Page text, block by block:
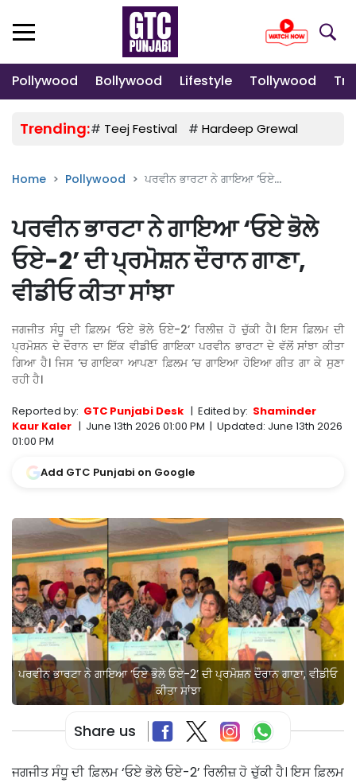
Pollywood Bollywood Lifestyle Tollywood
Trending:# Teej Festival # Hardeep Grewal
Home Pollywood ਪਰਵੀਨ ਭਾਰਟਾ ਨੇ ਗਾਇਆ ‘ਓਏ...
ਪਰਵੀਨ ਭਾਰਟਾ ਨੇ ਗਾਇਆ ‘ਓਏ ਭੋਲੇ
ਓਏ-2’ ਦੀ ਪ੍ਰਮੋਸ਼ਨ ਦੌਰਾਨ ਗਾਣਾ,
ਵੀਡੀਓ ਕੀਤਾ ਸਾਂਝਾ
ਜਗਜੀਤ ਸੰਧੂ ਦੀ ਫ਼ਿਲਮ ‘ਓਏ ਭੋਲੇ ਓਏ-2’ ਰਿਲੀਜ਼ ਹੋ ਚੁੱਕੀ ਹੈ। ਇਸ ਫ਼ਿਲਮ ਦੀ
ਪ੍ਰਮੋਸ਼ਨ ਦੇ ਦੌਰਾਨ ਦਾ ਇੱਕ ਵੀਡੀਓ ਗਾਇਕਾ ਪਰਵੀਨ ਭਾਰਟਾ ਦੇ ਵੱਲੋਂ ਸਾਂਝਾ ਕੀਤਾ
ਗਿਆ ਹੈ। ਜਿਸ ‘ਚ ਗਾਇਕਾ ਆਪਣਾ ਫ਼ਿਲਮ ‘ਚ ਗਾਇਆ ਹੋਇਆ ਗੀਤ ਗਾ ਕੇ ਸੁਣਾ
ਰਹੀ ਹੈ।
Reported by: GTC Punjabi Desk | Edited by: Shaminder
Kaur Kaler | June 13th 2026 01:00 PM | Updated: June 13th 2026
01:00 PM
Add GTC Punjabi on Google
ਪਰਵੀਨ ਭਾਰਟਾ ਨੇ ਗਾਇਆ ‘ਓਏ ਭੋਲੇ ਓਏ-2’ ਦੀ ਪ੍ਰਮੋਸ਼ਨ ਦੌਰਾਨ ਗਾਣਾ, ਵੀਡੀਓ
ਕੀਤਾ ਸਾਂਝਾ
Share us
ਜਗਜੀਤ ਸੰਧੂ ਦੀ ਫ਼ਿਲਮ ‘ਓਏ ਭੋਲੇ ਓਏ-2’ ਰਿਲੀਜ਼ ਹੋ ਚੁੱਕੀ ਹੈ। ਇਸ ਫ਼ਿਲਮ